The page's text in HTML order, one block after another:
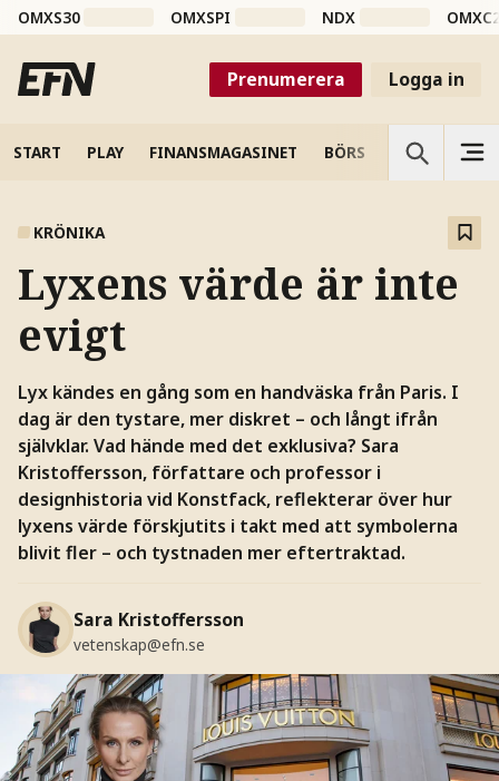
OMXS30 OMXSPI NDX
Prenumerera Logga in
START PLAY FINANSMAGASINET BÖRS VETENSKAP
KRÖNIKA
Lyxens värde är inte
evigt
Lyx kändes en gång som en handväska från Paris. I
dag är den tystare, mer diskret – och långt ifrån
självklar. Vad hände med det exklusiva? Sara
Kristoffersson, författare och professor i
designhistoria vid Konstfack, reflekterar över hur
lyxens värde förskjutits i takt med att symbolerna
blivit fler – och tystnaden mer eftertraktad.
Sara Kristoffersson
vetenskap@efn.se